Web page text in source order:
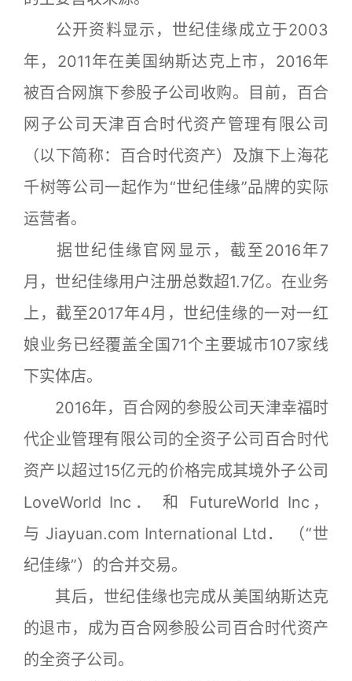
公开资料显示，世纪佳缘成立于2003
年，2011年在美国纳斯达克上市，2016年
被百合网旗下参股子公司收购。目前，百合
网子公司天津百合时代资产管理有限公司
（以下简称：百合时代资产）及旗下上海花
千树等公司一起作为“世纪佳缘”品牌的实际
运营者。
据世纪佳缘官网显示，截至2016年7
月，世纪佳缘用户注册总数超1.7亿。在业务
上，截至2017年4月，世纪佳缘的一对一红
娘业务已经覆盖全国71个主要城市107家线
下实体店。
2016年，百合网的参股公司天津幸福时
代企业管理有限公司的全资子公司百合时代
资产以超过15亿元的价格完成其境外子公司
LoveWorld Inc． 和 FutureWorld Inc，
与 Jiayuan.com International Ltd． （“世
纪佳缘”）的合并交易。
其后，世纪佳缘也完成从美国纳斯达克
的退市，成为百合网参股公司百合时代资产
的全资子公司。